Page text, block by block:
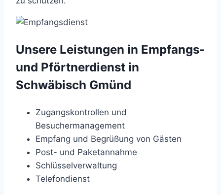
Unsere Leistungen in Empfangs-
und Pförtnerdienst in
Schwäbisch Gmünd
Zugangskontrollen und
Besuchermanagement
Empfang und Begrüßung von Gästen
Post- und Paketannahme
Schlüsselverwaltung
Telefondienst